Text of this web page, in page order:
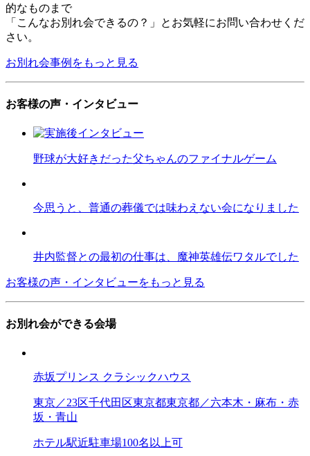
的なものまで
「こんなお別れ会できるの？」とお気軽にお問い合わせくだ
さい。
お別れ会事例をもっと見る
お客様の声・インタビュー
野球が大好きだった父ちゃんのファイナルゲーム
今思うと、普通の葬儀では味わえない会になりました
井内監督との最初の仕事は、魔神英雄伝ワタルでした
お客様の声・インタビューをもっと見る
お別れ会ができる会場
赤坂プリンス クラシックハウス
東京／23区千代田区東京都東京都／六本木・麻布・赤
坂・青山
ホテル駅近駐車場100名以上可